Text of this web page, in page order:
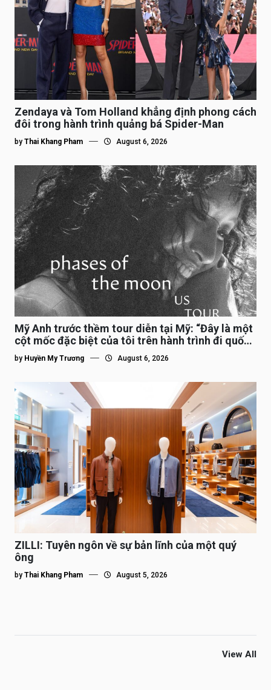
Zendaya và Tom Holland khẳng định phong cách
đôi trong hành trình quảng bá Spider-Man
by Thai Khang Pham August 6, 2026
Mỹ Anh trước thềm tour diễn tại Mỹ: “Đây là một
cột mốc đặc biệt của tôi trên hành trình đi quốc
tế”
by Huyền My Trương August 6, 2026
ZILLI: Tuyên ngôn về sự bản lĩnh của một quý
ông
by Thai Khang Pham August 5, 2026
View All